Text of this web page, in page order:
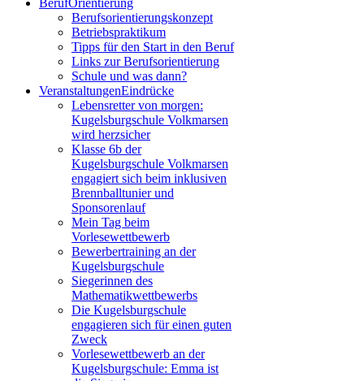
BerufOrientierung
Berufsorientierungskonzept
Betriebspraktikum
Tipps für den Start in den Beruf
Links zur Berufsorientierung
Schule und was dann?
VeranstaltungenEindrücke
Lebensretter von morgen:
Kugelsburgschule Volkmarsen
wird herzsicher
Klasse 6b der
Kugelsburgschule Volkmarsen
engagiert sich beim inklusiven
Brennballtunier und
Sponsorenlauf
Mein Tag beim
Vorlesewettbewerb
Bewerbertraining an der
Kugelsburgschule
Siegerinnen des
Mathematikwettbewerbs
Die Kugelsburgschule
engagieren sich für einen guten
Zweck
Vorlesewettbewerb an der
Kugelsburgschule: Emma ist